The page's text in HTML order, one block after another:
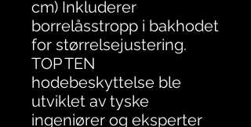
cm) Inkluderer
borrelåsstropp i bakhodet
for størrelsejustering.
TOP TEN
hodebeskyttelse ble
utviklet av tyske
ingeniører og eksperter